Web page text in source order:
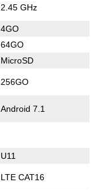
2.45 GHz
4GO
64GO
MicroSD
256GO
Android 7.1
U11
LTE CAT16